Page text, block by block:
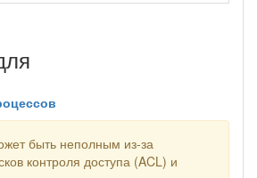
быть неполным из-за
контроля доступа (ACL) и